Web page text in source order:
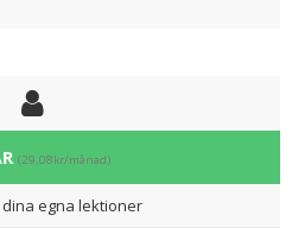
(29,08kr/månad)
egna lektioner